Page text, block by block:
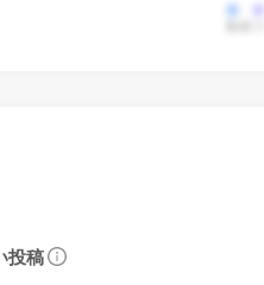
投稿